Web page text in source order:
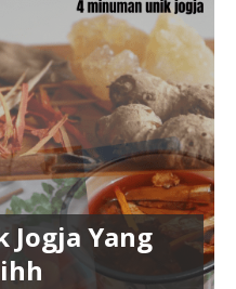
Jogja Yang